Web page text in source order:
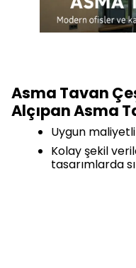
Asma Tavan
Alçıpan Asma
Uygun
Kolay şekil
tasarımlarda